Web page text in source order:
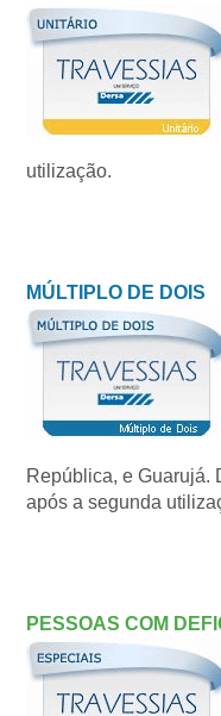
utilização.
MÚLTIPLO DE DOIS
República, e Guarujá.
após a segunda
PESSOAS COM